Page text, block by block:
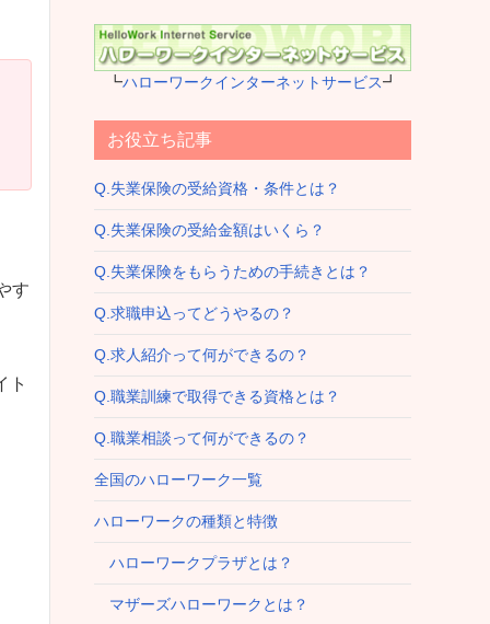
す
ト
┗ハローワークインターネットサービス┛
お役立ち記事
Q.失業保険の受給資格・条件とは？
Q.失業保険の受給金額はいくら？
Q.失業保険をもらうための手続きとは？
Q.求職申込ってどうやるの？
Q.求人紹介って何ができるの？
Q.職業訓練で取得できる資格とは？
Q.職業相談って何ができるの？
全国のハローワーク一覧
ハローワークの種類と特徴
ハローワークプラザとは？
マザーズハローワークとは？